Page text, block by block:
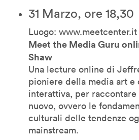
31 Marzo, ore 18,30
Luogo: www.meetcenter.it
Meet the Media Guru
Shaw
Una lecture online di
pioniere della media art e
interattiva, per
nuovo, ovvero le
culturali delle tendenze
mainstream.